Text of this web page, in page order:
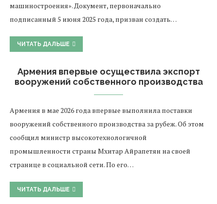
машиностроения». Документ, первоначально
подписанный 5 июня 2025 года, призван создать…
ЧИТАТЬ ДАЛЬШЕ
Армения впервые осуществила экспорт
вооружений собственного производства
Армения в мае 2026 года впервые выполнила поставки
вооружений собственного производства за рубеж. Об этом
сообщил министр высокотехнологичной
промышленности страны Мхитар Айрапетян на своей
странице в социальной сети. По его…
ЧИТАТЬ ДАЛЬШЕ